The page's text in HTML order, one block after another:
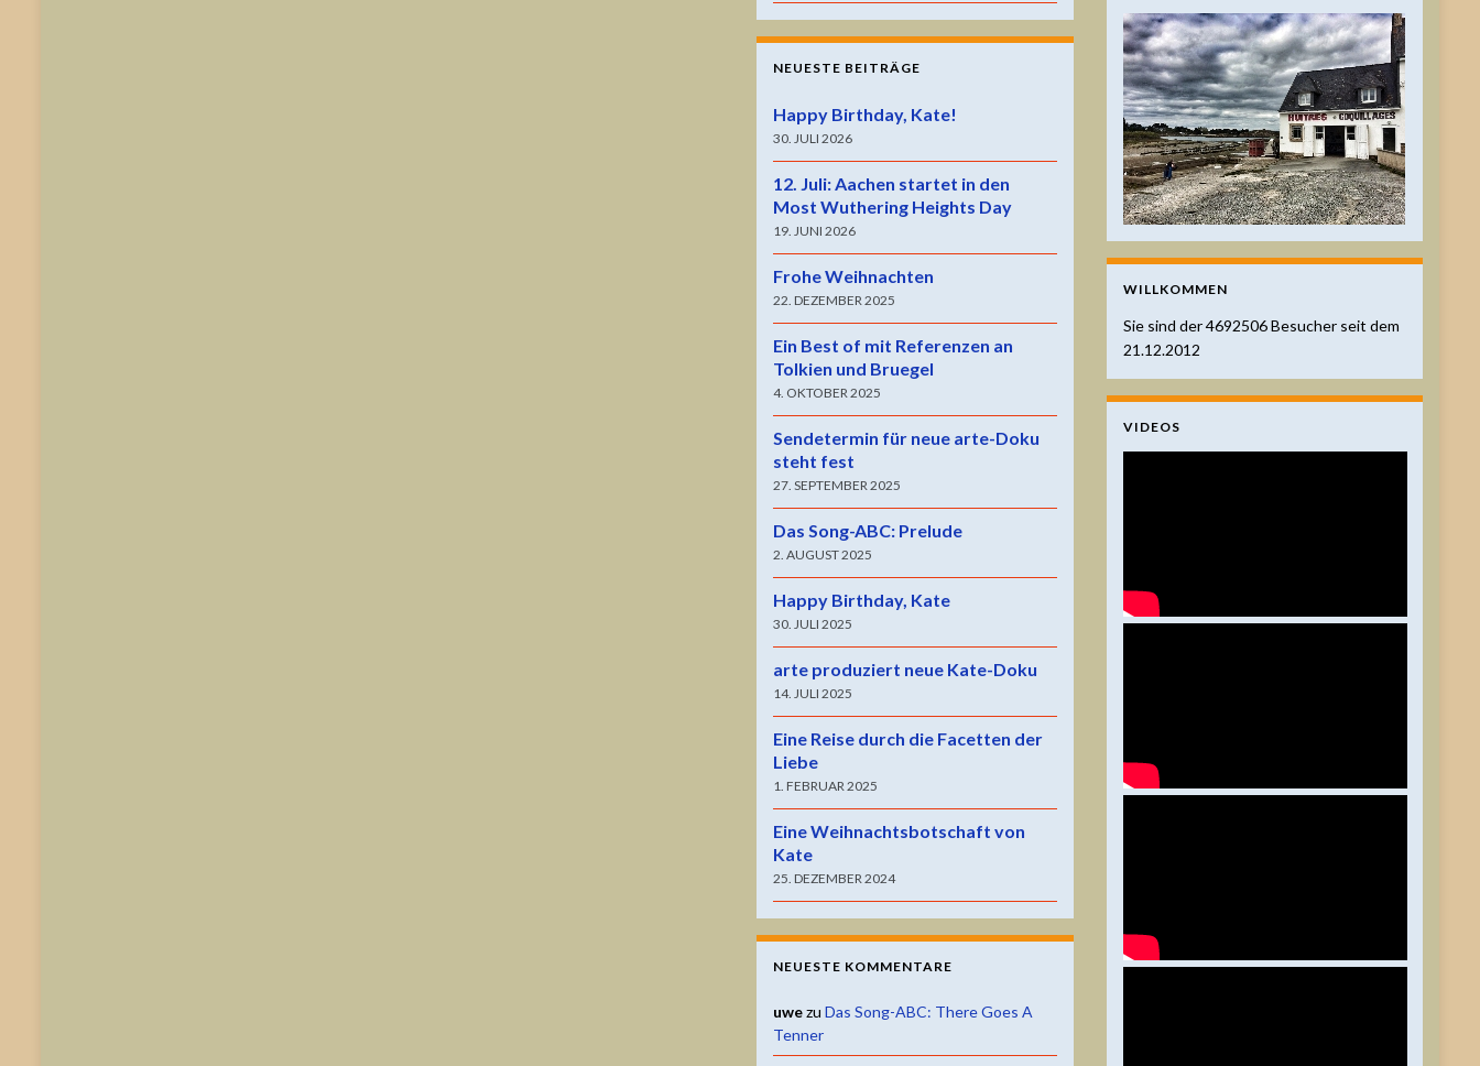
NEUESTE BEITRÄGE
Happy Birthday, Kate!
30. JULI 2026
12. Juli: Aachen startet in den
Most Wuthering Heights Day
19. JUNI 2026
Frohe Weihnachten
22. DEZEMBER 2025
Ein Best of mit Referenzen an
Tolkien und Bruegel
4. OKTOBER 2025
Sendetermin für neue arte-Doku
steht fest
27. SEPTEMBER 2025
Das Song-ABC: Prelude
2. AUGUST 2025
Happy Birthday, Kate
30. JULI 2025
arte produziert neue Kate-Doku
14. JULI 2025
Eine Reise durch die Facetten der
Liebe
1. FEBRUAR 2025
Eine Weihnachtsbotschaft von
Kate
25. DEZEMBER 2024
NEUESTE KOMMENTARE
uwezu Das Song-ABC: There Goes A
Tenner
WILLKOMMEN
Sie sind der4692506Besucher seit dem
21.12.2012
VIDEOS